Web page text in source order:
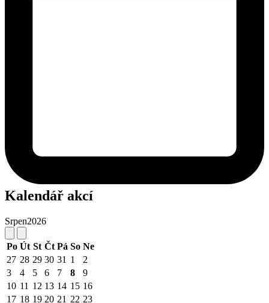
Kalendář akcí
Srpen2026
Po Út St Čt Pá So Ne
27 28 29 30 31 1
2
3
4 5 6 7 8
9
10 11 12 13 14 15 16
17 18 19 20 21 22 23